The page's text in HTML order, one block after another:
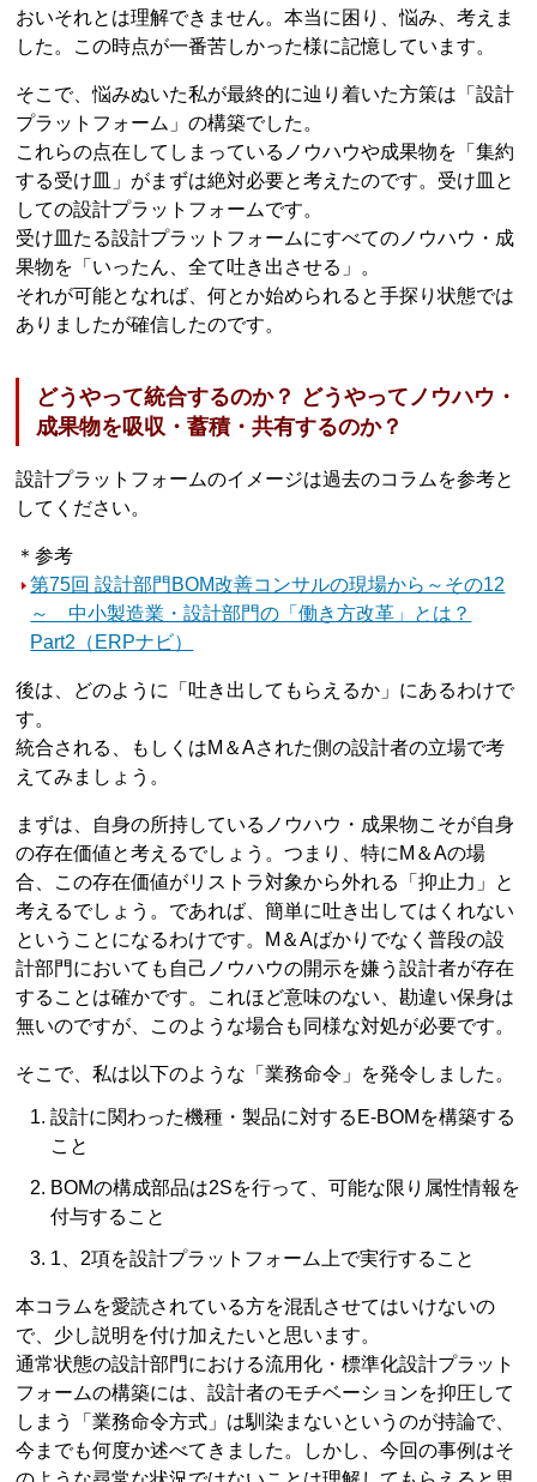
おいそれとは理解できません。本当に困り、悩み、考えま
した。この時点が一番苦しかった様に記憶しています。
そこで、悩みぬいた私が最終的に辿り着いた方策は「設計
プラットフォーム」の構築でした。
これらの点在してしまっているノウハウや成果物を「集約
する受け皿」がまずは絶対必要と考えたのです。受け皿と
しての設計プラットフォームです。
受け皿たる設計プラットフォームにすべてのノウハウ・成
果物を「いったん、全て吐き出させる」。
それが可能となれば、何とか始められると手探り状態では
ありましたが確信したのです。
どうやって統合するのか？ どうやってノウハウ・
成果物を吸収・蓄積・共有するのか？
設計プラットフォームのイメージは過去のコラムを参考と
してください。
＊参考
第75回 設計部門BOM改善コンサルの現場から～その12
～ 中小製造業・設計部門の「働き方改革」とは？
Part2（ERPナビ）
後は、どのように「吐き出してもらえるか」にあるわけで
す。
統合される、もしくはM＆Aされた側の設計者の立場で考
えてみましょう。
まずは、自身の所持しているノウハウ・成果物こそが自身
の存在価値と考えるでしょう。つまり、特にM＆Aの場
合、この存在価値がリストラ対象から外れる「抑止力」と
考えるでしょう。であれば、簡単に吐き出してはくれない
ということになるわけです。M＆Aばかりでなく普段の設
計部門においても自己ノウハウの開示を嫌う設計者が存在
することは確かです。これほど意味のない、勘違い保身は
無いのですが、このような場合も同様な対処が必要です。
そこで、私は以下のような「業務命令」を発令しました。
設計に関わった機種・製品に対するE-BOMを構築する
こと
BOMの構成部品は2Sを行って、可能な限り属性情報を
付与すること
1、2項を設計プラットフォーム上で実行すること
本コラムを愛読されている方を混乱させてはいけないの
で、少し説明を付け加えたいと思います。
通常状態の設計部門における流用化・標準化設計プラット
フォームの構築には、設計者のモチベーションを抑圧して
しまう「業務命令方式」は馴染まないというのが持論で、
今までも何度か述べてきました。しかし、今回の事例はそ